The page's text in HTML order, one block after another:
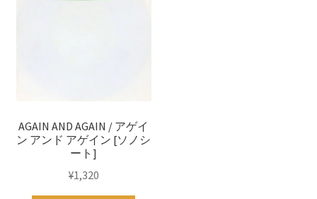
AGAIN AND AGAIN / アゲイ
ン アンド アゲイン [ソノシ
ート]
¥1,320